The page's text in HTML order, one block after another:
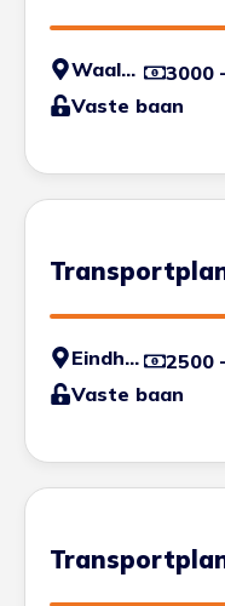
Waalwijk 3000
Vaste baan
Eindhoven 2500
Vaste baan